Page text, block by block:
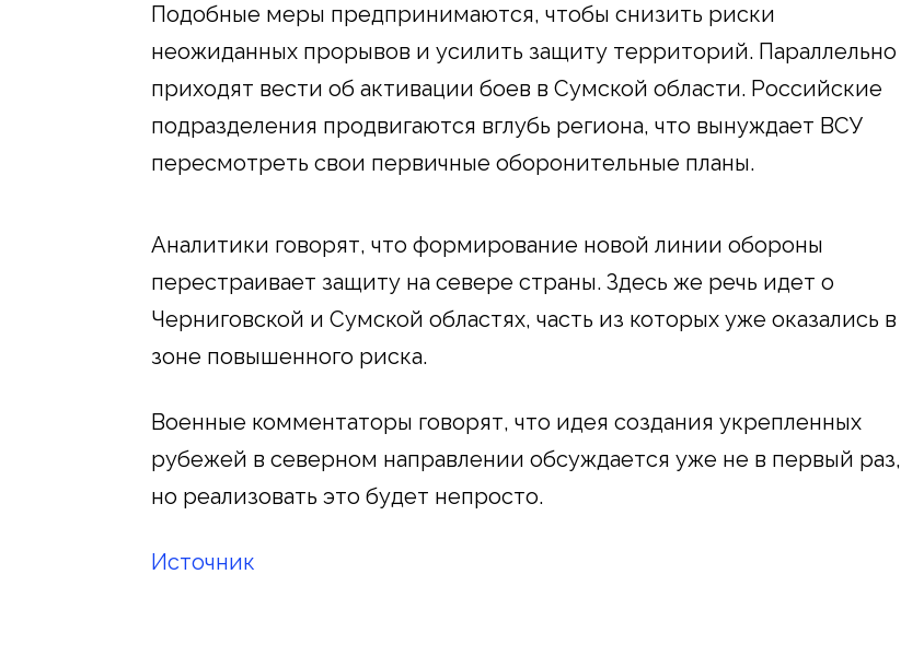
Подобные меры предпринимаются, чтобы снизить риски
неожиданных прорывов и усилить защиту территорий. Параллельно
приходят вести об активации боев в Сумской области. Российские
подразделения продвигаются вглубь региона, что вынуждает ВСУ
пересмотреть свои первичные оборонительные планы.
Аналитики говорят, что формирование новой линии обороны
перестраивает защиту на севере страны. Здесь же речь идет о
Черниговской и Сумской областях, часть из которых уже оказались в
зоне повышенного риска.
Военные комментаторы говорят, что идея создания укрепленных
рубежей в северном направлении обсуждается уже не в первый раз,
но реализовать это будет непросто.
Источник